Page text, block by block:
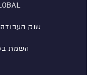
שוק
השמת